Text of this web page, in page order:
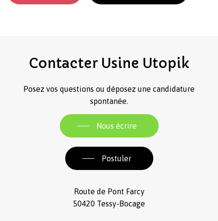
Contacter Usine Utopik
Posez vos questions ou déposez une candidature
spontanée.
Nous écrire
Postuler
Route de Pont Farcy
50420 Tessy-Bocage